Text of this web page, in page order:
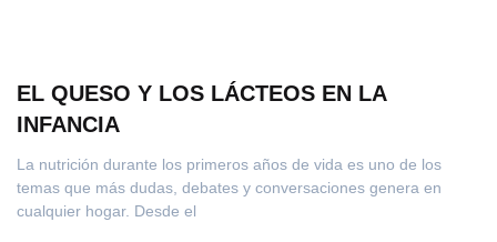
EL QUESO Y LOS LÁCTEOS EN LA
INFANCIA
La nutrición durante los primeros años de vida es uno de los
temas que más dudas, debates y conversaciones genera en
cualquier hogar. Desde el